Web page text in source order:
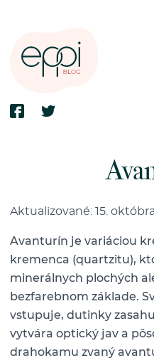
Aktualizované: 15.
Avanturín je variáciou
kremenca (quartzitu),
minerálnych plochých
bezfarebnom základe.
vstupuje, dutinky
vytvára optický jav a
drahokamu zvaný